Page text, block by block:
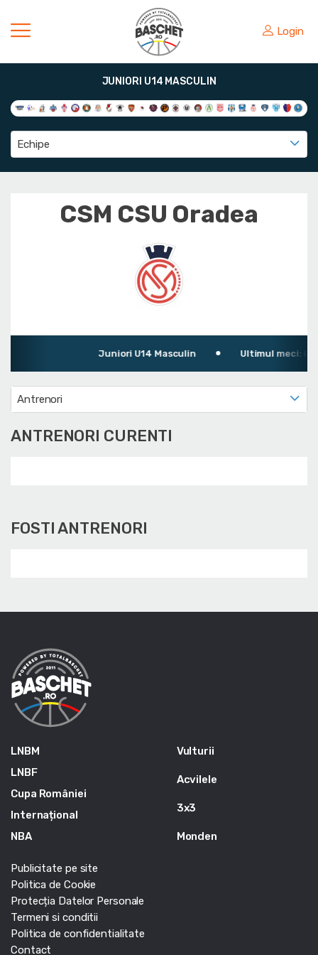
Login
JUNIORI U14 MASCULIN
Echipe
CSM CSU Oradea
Juniori U14 Masculin Ultimul meci:
Antrenori
ANTRENORI CURENTI
FOSTI ANTRENORI
LNBM
LNBF
Cupa României
Internațional
NBA
Vulturii
Acvilele
3x3
Monden
Publicitate pe site
Politica de Cookie
Protecția Datelor Personale
Termeni si conditii
Politica de confidentialitate
Contact